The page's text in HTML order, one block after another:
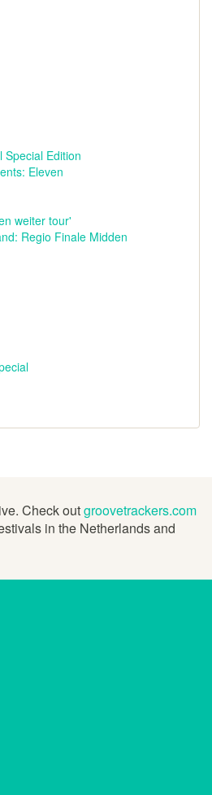
Special Edition
Eleven
weiter tour'
Regio Finale Midden
Check outgroovetrackers.com
in the Netherlands and